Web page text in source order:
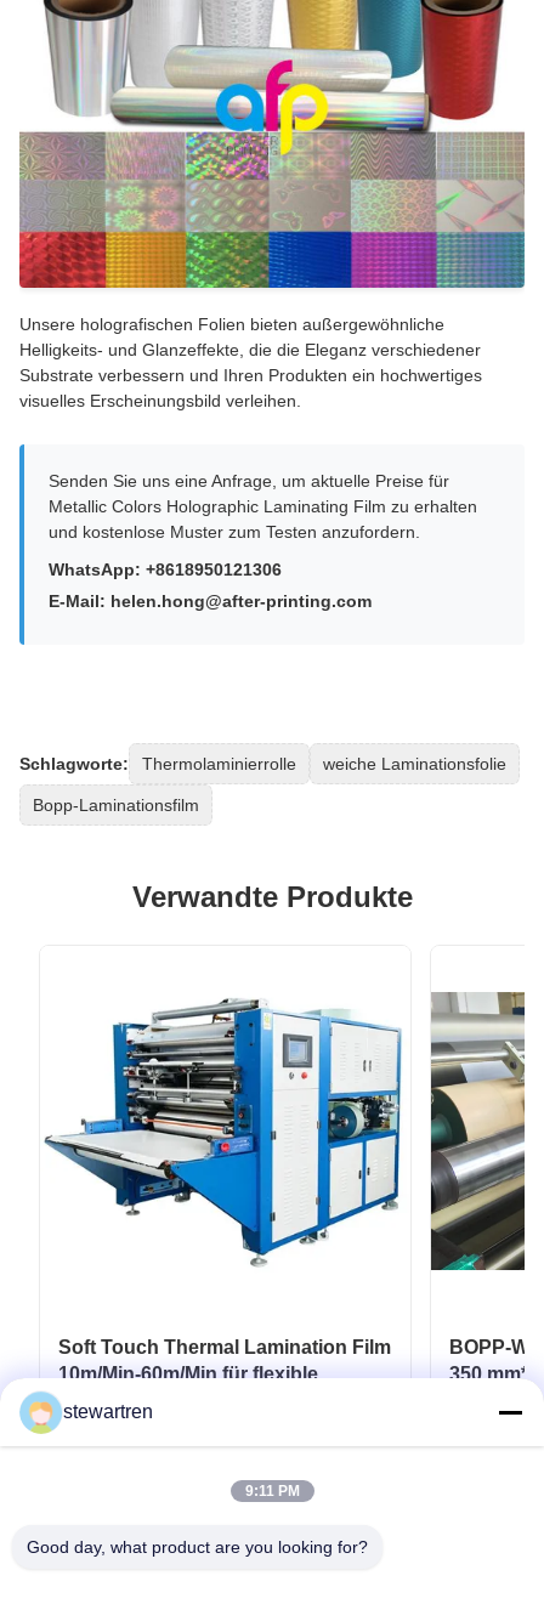
Unsere holografischen Folien bieten außergewöhnliche
Helligkeits- und Glanzeffekte, die die Eleganz verschiedener
Substrate verbessern und Ihren Produkten ein hochwertiges
visuelles Erscheinungsbild verleihen.
Senden Sie uns eine Anfrage, um aktuelle Preise für
Metallic Colors Holographic Laminating Film zu erhalten
und kostenlose Muster zum Testen anzufordern.
WhatsApp: +8618950121306
E-Mail: helen.hong@after-printing.com
Schlagworte: Thermolaminierrolle weiche Laminationsfolie
Bopp-Laminationsfilm
Verwandte Produkte
Soft Touch Thermal Lamination Film
10m/Min-60m/Min für flexible
Verpackungen
BOPP-
350
stewartren
9:11 PM
Good day, what product are you looking for?